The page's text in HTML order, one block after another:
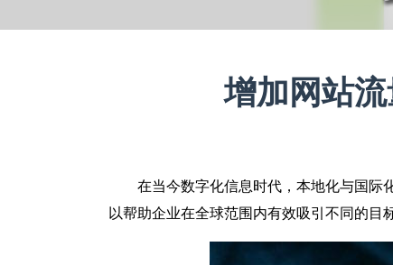
增加网站
在当今数字化信息时代，本地化与国际
以帮助企业在全球范围内有效吸引不同的目